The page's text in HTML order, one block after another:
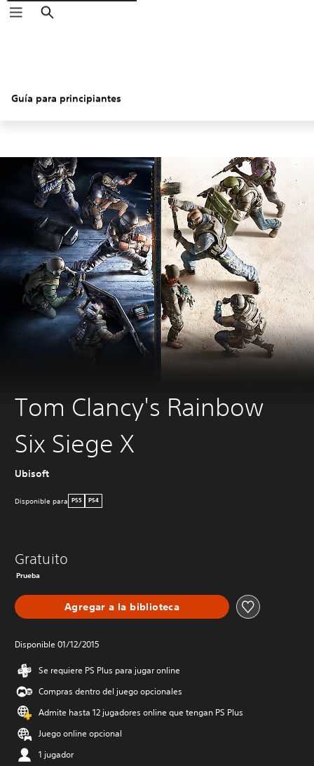
Buscar
Tom Clancy's Rainbow
Six Siege X
Ubisoft
Disponible para PS5 PS4
Gratuito
Prueba
Agregar a la biblioteca
Disponible 01/12/2015
Se requiere PS Plus para jugar online
Compras dentro del juego opcionales
Admite hasta 12 jugadores online que tengan PS Plus
Juego online opcional
1 jugador